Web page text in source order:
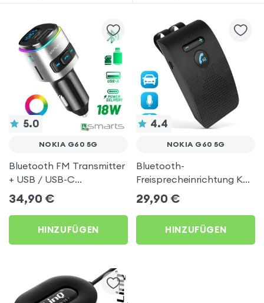
5.0
NOKIA G60 5G
Bluetooth FM Transmitter
+ USB / USB-C
Zigarettenanzünder-
Ladegerät, 4Smarts –
Schwarz
34,90 €
HINZUFÜGEN
4.4
NOKIA G60 5G
Bluetooth-
Freisprecheinrichtung KX1
Car Kit - Schwarz für
Nokia G60 5G
29,90 €
HINZUFÜGEN